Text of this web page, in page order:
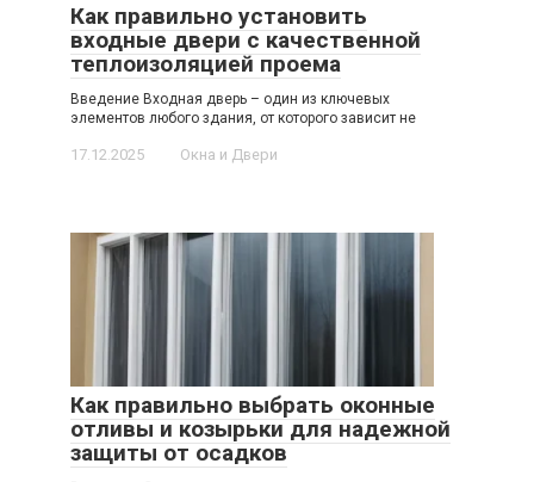
Как правильно установить
входные двери с качественной
теплоизоляцией проема
Введение Входная дверь – один из ключевых
элементов любого здания, от которого зависит не
17.12.2025 Окна и Двери
Как правильно выбрать оконные
отливы и козырьки для надежной
защиты от осадков